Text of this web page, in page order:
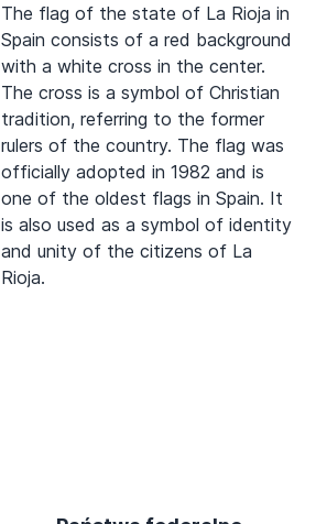
The flag of the state of La Rioja in
Spain consists of a red background
with a white cross in the center.
The cross is a symbol of Christian
tradition, referring to the former
rulers of the country. The flag was
officially adopted in 1982 and is
one of the oldest flags in Spain. It
is also used as a symbol of identity
and unity of the citizens of La
Rioja.